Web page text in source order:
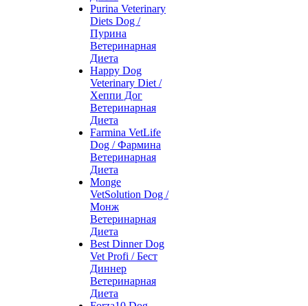
Purina Veterinary
Diets Dog /
Пурина
Ветеринарная
Диета
Happy Dog
Veterinary Diet /
Хеппи Дог
Ветеринарная
Диета
Farmina VetLife
Dog / Фармина
Ветеринарная
Диета
Monge
VetSolution Dog /
Монж
Ветеринарная
Диета
Best Dinner Dog
Vet Profi / Бест
Диннер
Ветеринарная
Диета